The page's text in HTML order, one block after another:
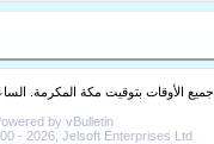
جميع الأوقات بتوقيت مكة المكرمة.
by vBulletin
- 2026, Jelsoft Enterprises Ltd.